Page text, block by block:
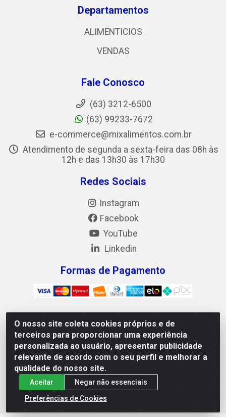
O nosso site coleta cookies próprios e de
terceiros para proporcionar uma experiência
personalizada ao usuário, apresentar publicidade
relevante de acordo com o seu perfil e melhorar a
qualidade do nosso site.
Aceitar
Negar não essenciais
Preferências de Cookies
Departamentos
ALIMENTICIOS
VENDAS
Fale Conosco
(63) 3212-6500
(63) 99233-7672
e-commerce@mixalimentos.com.br
Atendimento de segunda a sexta-feira das 08h às
12h e das 13h30 às 17h30
Redes Sociais
Instagram
Facebook
YouTube
Linkedin
Formas de Pagamento
Mix Alimentos LTDA - Quadra Asr Ne 55 (412 Norte), Alameda
02, S/N - Plano Diretor Norte, Palmas/TO - CEP 77.006-540 -
CNPJ 05.922.500/0001-02